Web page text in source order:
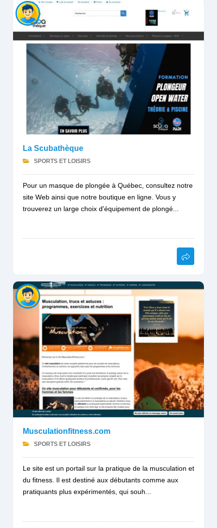
La Scubathèque
SPORTS ET LOISIRS
Pour un masque de plongée à Québec, consultez notre
site Web ainsi que notre boutique en ligne. Vous y
trouverez un large choix d'équipement de plongé...
Musculationfitness.com
SPORTS ET LOISIRS
Le site est un portail sur la pratique de la musculation et
du fitness. Il est destiné aux débutants comme aux
pratiquants plus expérimentés, qui souh...